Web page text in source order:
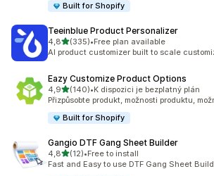
Built for Shopify
Teeinblue Product Personalizer
4,8z 5 hvězd
(335)
Celkový počet recenzí: 335
•Free plan available
AI product customizer built to scale
Eazy Customize Product Options
4,9z 5 hvězd
(140)
Celkový počet recenzí: 140
•K dispozici je bezplatný plán
Přizpůsobte produkt, možnosti produktu,
Built for Shopify
Gangio DTF Gang Sheet Builder
4,8z 5 hvězd
(12)
Celkový počet recenzí: 12
•Free to install
Fast and Easy to use DTF Gang Sheet